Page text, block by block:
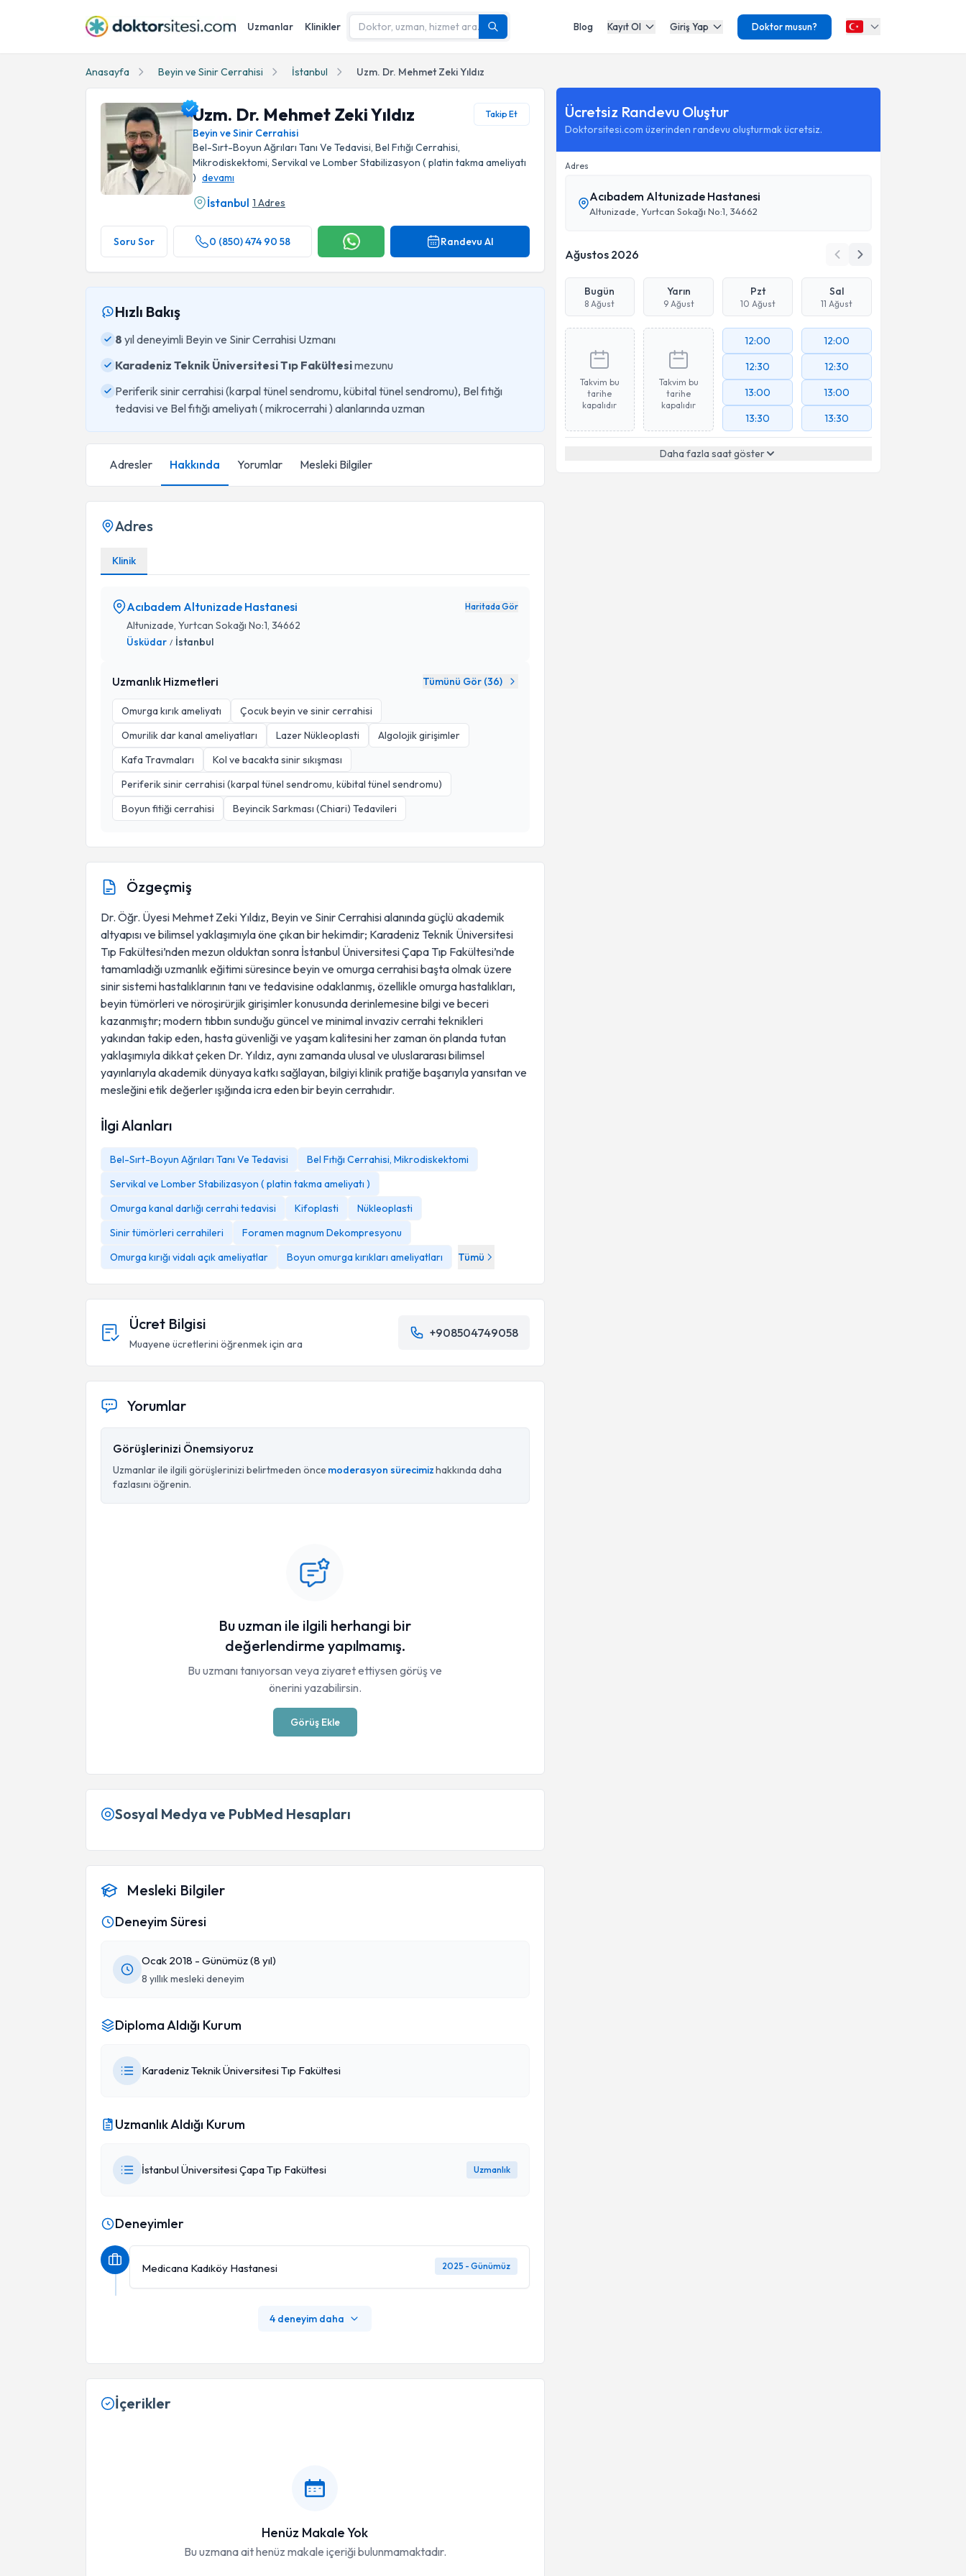
Uzmanlar Klinikler Blog Kayıt Ol Giriş Yap Doktor musun?
Anasayfa Beyin ve Sinir Cerrahisi İstanbul Uzm. Dr. Mehmet Zeki Yıldız
Uzm. Dr. Mehmet Zeki Yıldız Profil Fotoğrafı
Uzm. Dr. Mehmet Zeki Yıldız Takip Et
Beyin ve Sinir Cerrahisi
Bel-Sırt-Boyun Ağrıları Tanı Ve Tedavisi, Bel Fıtığı Cerrahisi,
Mikrodiskektomi, Servikal ve Lomber Stabilizasyon ( platin takma ameliyatı
) devamı
İstanbul 1 Adres
Soru Sor 0 (850) 474 90 58 Randevu Al
Hızlı Bakış
8 yıl deneyimli Beyin ve Sinir Cerrahisi Uzmanı
Karadeniz Teknik Üniversitesi Tıp Fakültesimezunu
Periferik sinir cerrahisi (karpal tünel sendromu, kübital tünel sendromu), Bel fıtığı
tedavisi ve Bel fıtığı ameliyatı ( mikrocerrahi ) alanlarında uzman
Adresler Hakkında Yorumlar Mesleki Bilgiler
Adres
Klinik
Acıbadem Altunizade Hastanesi Haritada Gör
Altunizade, Yurtcan Sokağı No:1, 34662
Üsküdar / İstanbul
Uzmanlık Hizmetleri Tümünü Gör (36)
Omurga kırık ameliyatı
Çocuk beyin ve sinir cerrahisi
Omurilik dar kanal ameliyatları
Lazer Nükleoplasti
Algolojik girişimler
Kafa Travmaları
Kol ve bacakta sinir sıkışması
Periferik sinir cerrahisi (karpal tünel sendromu, kübital tünel sendromu)
Boyun fitiği cerrahisi
Beyincik Sarkması (Chiari) Tedavileri
Özgeçmiş
Dr. Öğr. Üyesi Mehmet Zeki Yıldız, Beyin ve Sinir Cerrahisi alanında güçlü akademik
altyapısı ve bilimsel yaklaşımıyla öne çıkan bir hekimdir; Karadeniz Teknik Üniversitesi
Tıp Fakültesi’nden mezun olduktan sonra İstanbul Üniversitesi Çapa Tıp Fakültesi’nde
tamamladığı uzmanlık eğitimi süresince beyin ve omurga cerrahisi başta olmak üzere
sinir sistemi hastalıklarının tanı ve tedavisine odaklanmış, özellikle omurga hastalıkları,
beyin tümörleri ve nöroşirürjik girişimler konusunda derinlemesine bilgi ve beceri
kazanmıştır; modern tıbbın sunduğu güncel ve minimal invaziv cerrahi teknikleri
yakından takip eden, hasta güvenliği ve yaşam kalitesini her zaman ön planda tutan
yaklaşımıyla dikkat çeken Dr. Yıldız, aynı zamanda ulusal ve uluslararası bilimsel
yayınlarıyla akademik dünyaya katkı sağlayan, bilgiyi klinik pratiğe başarıyla yansıtan ve
mesleğini etik değerler ışığında icra eden bir beyin cerrahıdır.
İlgi Alanları
Bel-Sırt-Boyun Ağrıları Tanı Ve Tedavisi
Bel Fıtığı Cerrahisi, Mikrodiskektomi
Servikal ve Lomber Stabilizasyon ( platin takma ameliyatı )
Omurga kanal darlığı cerrahi tedavisi
Kifoplasti
Nükleoplasti
Sinir tümörleri cerrahileri
Foramen magnum Dekompresyonu
Omurga kırığı vidalı açık ameliyatlar
Boyun omurga kırıkları ameliyatları Tümü
Ücret Bilgisi
Muayene ücretlerini öğrenmek için ara
+908504749058
Yorumlar
Görüşlerinizi Önemsiyoruz
Uzmanlar ile ilgili görüşlerinizi belirtmeden önce moderasyon sürecimizhakkında daha
fazlasını öğrenin.
Bu uzman ile ilgili herhangi bir
değerlendirme yapılmamış.
Bu uzmanı tanıyorsan veya ziyaret ettiysen görüş ve
önerini yazabilirsin.
Görüş Ekle
Sosyal Medya ve PubMed Hesapları
Mesleki Bilgiler
Deneyim Süresi
Ocak 2018 - Günümüz (8 yıl)
8 yıllık mesleki deneyim
Diploma Aldığı Kurum
Karadeniz Teknik Üniversitesi Tıp Fakültesi
Uzmanlık Aldığı Kurum
İstanbul Üniversitesi Çapa Tıp Fakültesi Uzmanlık
Deneyimler
Medicana Kadıköy Hastanesi 2025 - Günümüz
4 deneyim daha
İçerikler
Henüz Makale Yok
Bu uzmana ait henüz makale içeriği bulunmamaktadır.
Ücretsiz Randevu Oluştur
Doktorsitesi.com üzerinden randevu oluşturmak ücretsiz.
Adres
Acıbadem Altunizade Hastanesi
Altunizade, Yurtcan Sokağı No:1, 34662
Ağustos 2026
Bugün
8 Ağust
Yarın
9 Ağust
Pzt
10 Ağust
Sal
11 Ağust
Takvim bu
tarihe
kapalıdır
Takvim bu
tarihe
kapalıdır
12:00
12:30
13:00
13:30
12:00
12:30
13:00
13:30
Daha fazla saat göster